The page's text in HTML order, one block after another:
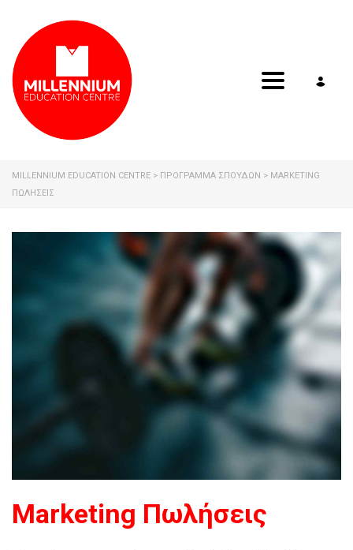
Toggle
MILLENNIUM EDUCATION CENTRE > ΠΡΟΓΡΑΜΜΑ ΣΠΟΥΔΩΝ > MARKETING
ΠΩΛΉΣΕΙΣ
Marketing Πωλήσεις